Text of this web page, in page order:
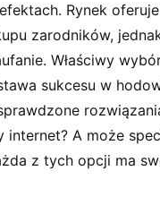
Rynek
zarodników,
Właściwy
sukcesu w
internet? A może
z tych opcji ma